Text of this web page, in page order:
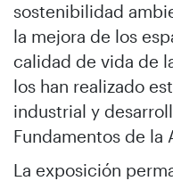
sostenibilidad
la mejora de los
calidad de vida de
los han realizado
industrial y
Fundamentos de
La exposición